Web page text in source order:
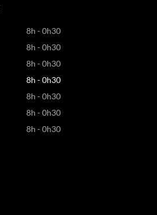
8h - 0h30
8h - 0h30
8h - 0h30
8h - 0h30
8h - 0h30
8h - 0h30
8h - 0h30